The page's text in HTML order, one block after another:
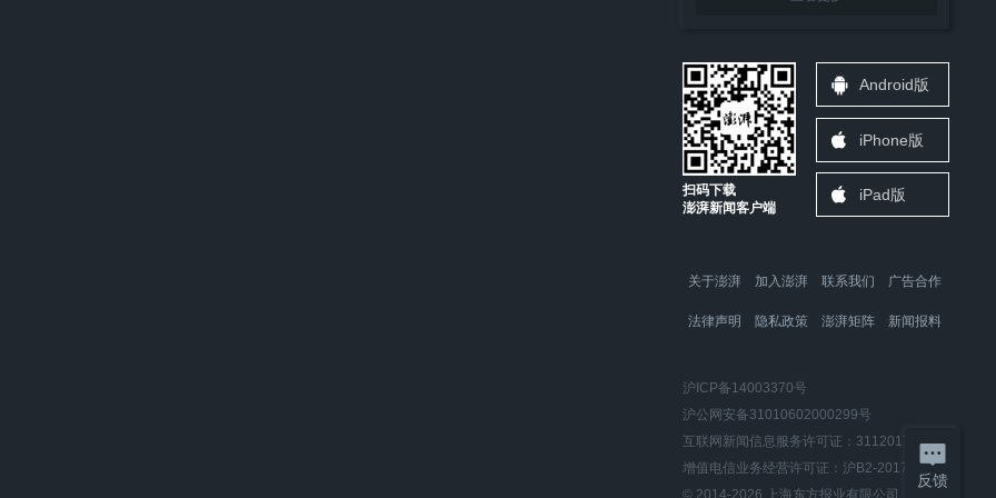
扫码下载
澎湃新闻客户端
Android版
iPhone版
iPad版
关于澎湃 加入澎湃 联系我们 广告合作
法律声明 隐私政策 澎湃矩阵 新闻报料
沪ICP备14003370号
沪公网安备31010602000299号
互联网新闻信息服务许可证：31120170006
增值电信业务经营许可证：沪B2-2017116
© 2014-2026 上海东方报业有限公司
反馈